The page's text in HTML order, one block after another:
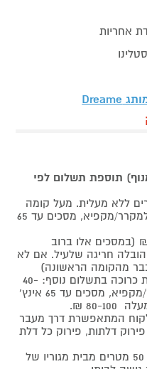
אחריות
Dreame
תוספת תשלום לפי
ללא מעלית. מעל קומה
ב' 40-50 ₪ למוצר לבן, 60-80 ₪ למקרר/מקפיא, מסכים עד 65
מ-75 אינץ' ומעלה 80-100 ₪ (במסכים אלו ברוב
חריגה שלעיל. אם לא
מהקומה הראשונה)
הובלה לכל קומה נוספת בתוך הבית כרוכה בתשלום נוסף: 40-
50 ₪ למוצר לבן, 60-80 ₪ למקרר/מקפיא, מסכים עד 65 אינץ'
המתאפשרת דרך מעבר
דלתות, פירוק כל דלת
באם קיים מרחק הליכה העולה על 50 מטרים מבית מגוריו של